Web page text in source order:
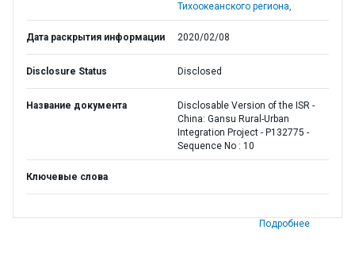
Тихоокеанского региона,
Дата раскрытия информации 2020/02/08
Disclosure Status Disclosed
Название документа
Disclosable Version of the ISR -
China: Gansu Rural-Urban
Integration Project - P132775 -
Sequence No : 10
Ключевые слова
Подробнее